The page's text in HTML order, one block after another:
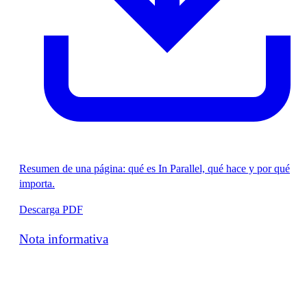
Resumen de una página: qué es In Parallel, qué hace y por qué
importa.
Descarga PDF
Nota informativa